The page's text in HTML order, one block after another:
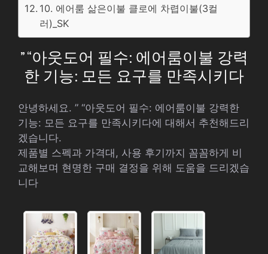
10. 에어룸 삶은이불 클로에 차렵이불(3컬
러)_SK
” “아웃도어 필수: 에어룸이불 강력
한 기능: 모든 요구를 만족시키다
안녕하세요. ” “아웃도어 필수: 에어룸이불 강력한
기능: 모든 요구를 만족시키다에 대해서 추천해드리
겠습니다.
제품별 스펙과 가격대, 사용 후기까지 꼼꼼하게 비
교해보며 현명한 구매 결정을 위해 도움을 드리겠습
니다